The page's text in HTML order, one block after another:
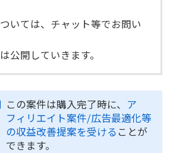
いては、チャット等でお問い
公開していきます。
この案件は購入完了時に、 ア
フィリエイト案件/広告最適化等
の収益改善提案を受ける ことが
できます。